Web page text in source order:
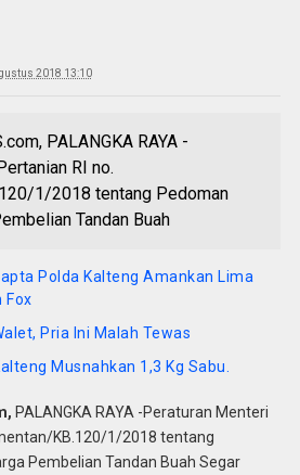
2018 13:10
PALANGKA RAYA -
RI no.
1/2018 tentang Pedoman
Tandan Buah
Polda Kalteng Amankan Lima
Fox
Pria Ini Malah Tewas
Musnahkan 1,3 Kg Sabu.
PALANGKA RAYA -Peraturan Menteri
KB.120/1/2018 tentang
Pembelian Tandan Buah Segar